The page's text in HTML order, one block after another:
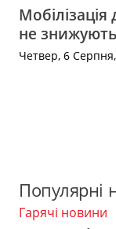
Мобілізація
не
Четвер, 6
Популярні
Гарячі новини